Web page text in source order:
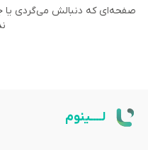
صفحه‌ای که دنبالش می‌گردی یا
لــــینوم